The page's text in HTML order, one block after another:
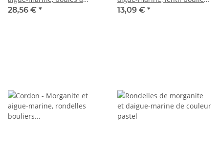
facettes 6,5mm, multicolore,
28,56 € *
facettées 1x2mm multicolor,
13,09 € *